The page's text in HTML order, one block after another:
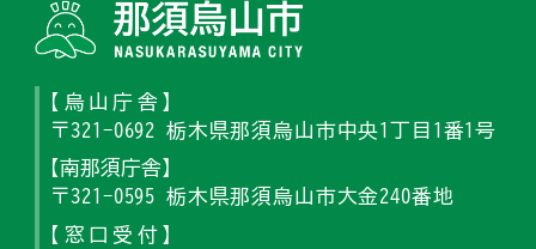
【烏山庁舎】
〒321-0692 栃木県那須烏山市中央1丁目1番1号
【南那須庁舎】
〒321-0595 栃木県那須烏山市大金240番地
【窓口受付】